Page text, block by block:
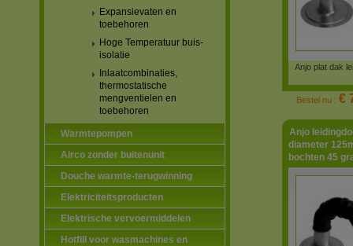
Expansievaten en
toebehoren
Hoge Temperatuur buis-
isolatie
Inlaatcombinaties,
thermostatische
mengventielen en
toebehoren
Warmtepompen
Airco zonder buitenunit
Douche warmte-terugwinning
Elektriciteitsproducten
Elektrische vervoermiddelen
Hotfill voor wasmachines en
Anjo plat dak
Bestel nu : €
Anjo
diameter
bochten 45